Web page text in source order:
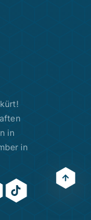
in
in